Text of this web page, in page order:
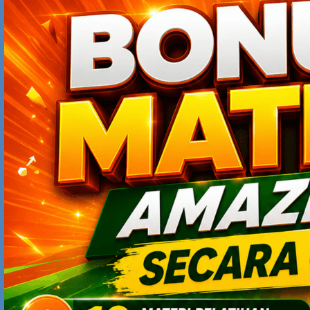
dengan tujuan merubah paradigma banyak orang yang
ujung-ujungnya supaya buku dan training dia laku,
sehingga membuat dia kaya alam ukuran financial …
hehehe
LEA
MARCH 15, 2011 AT 3:12 PM
thanx pak yodhia for your inspiration. sekarang saya
berada di double kuadran, dimana lama kelamaan saya
ingin sekali menjadi owner. hanya saja masih terbentur
dengan hal-hal yang bersifat ‘kebutuhan’. ingin melepas
status karyawan, tetapi kebutuhan pokok masih terus
berjalan. apakah saya tetap menjadi double kuadran
atau bagaimana?
Mohon sarannya pak ……